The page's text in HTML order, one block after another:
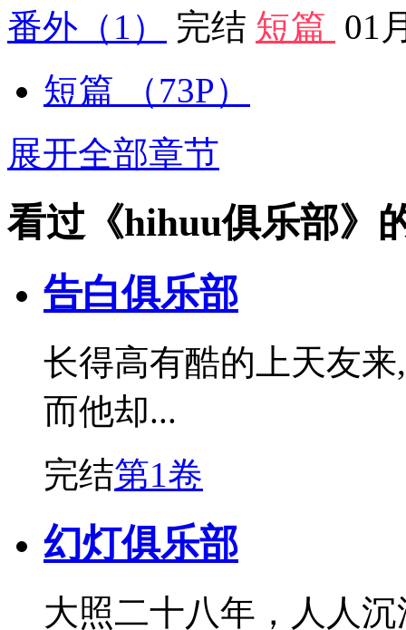
番外 （1） 完结 短篇 01
短篇
（73P）
展开全部章节
看过《hihuu俱乐部》
告白俱乐部
长得高有酷的上天友
而他却...
完结第1卷
幻灯俱乐部
大照二十八年，人人